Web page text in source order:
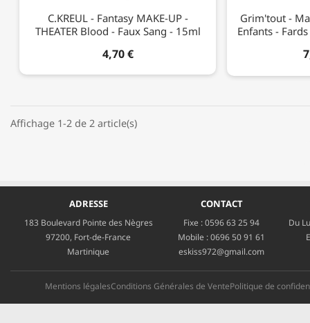
C.KREUL - Fantasy MAKE-UP -
THEATER Blood - Faux Sang - 15ml
4,70 €
Grim'tout -
Enfants -
Affichage 1-2 de 2 article(s)
ADRESSE
183 Boulevard Pointe des Nègres
97200, Fort-de-France
Martinique
CONTACT
Fixe :0596 63 25 94
Mobile :0696 50 91 61
eskiss972@gmail.com
Du
Mentions légalesConditions Générales de VentePolitique de